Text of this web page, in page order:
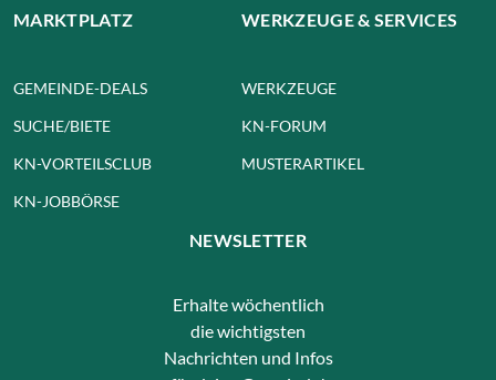
MARKTPLATZ
GEMEINDE-DEALS
SUCHE/BIETE
KN-VORTEILSCLUB
KN-JOBBÖRSE
WERKZEUGE & SERVICES
WERKZEUGE
KN-FORUM
MUSTERARTIKEL
NEWSLETTER
Erhalte wöchentlich
die wichtigsten
Nachrichten und Infos